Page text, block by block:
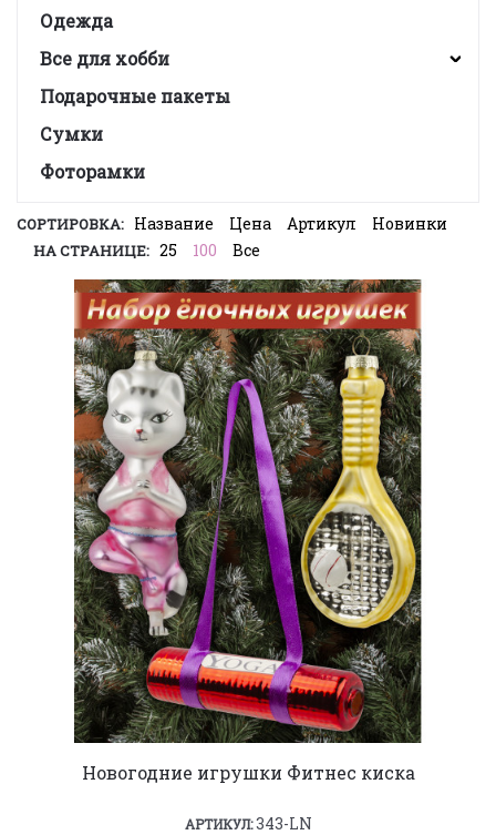
Одежда
Все для хобби
Подарочные пакеты
Сумки
Фоторамки
СОРТИРОВКА: Название Цена Артикул Новинки
НА СТРАНИЦЕ: 25 100 Все
Новогодние игрушки Фитнес киска
АРТИКУЛ:343-LN